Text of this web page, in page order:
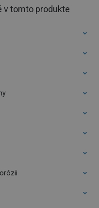
v tomto produkte